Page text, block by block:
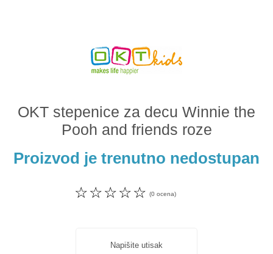
OKT stepenice za decu Winnie the
Pooh and friends roze
Proizvod je trenutno nedostupan
☆
☆
☆
☆
☆ (0 ocena)
Napišite utisak